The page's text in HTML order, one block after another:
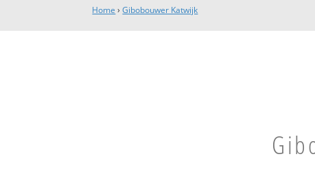
Home ›Gibobouwer Katwijk